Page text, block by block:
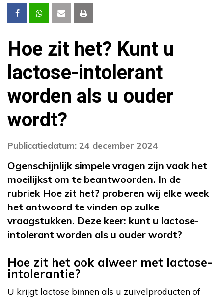
Hoe zit het? Kunt u
lactose-intolerant
worden als u ouder
wordt?
Publicatiedatum: 24 december 2024
Ogenschijnlijk simpele vragen zijn vaak het
moeilijkst om te beantwoorden. In de
rubriek Hoe zit het? proberen wij elke week
het antwoord te vinden op zulke
vraagstukken. Deze keer: kunt u lactose-
intolerant worden als u ouder wordt?
Hoe zit het ook alweer met lactose-
intolerantie?
U krijgt lactose binnen als u zuivelproducten of